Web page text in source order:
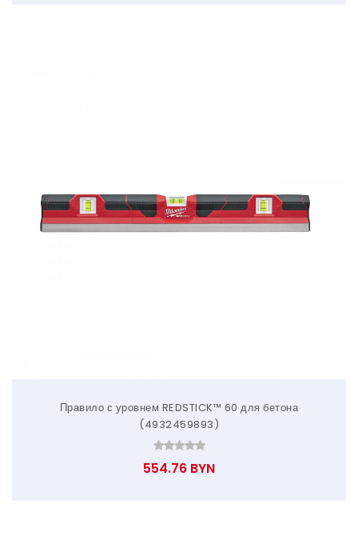
Правило с уровнем REDSTICK™ 60 для бетона
(4932459893)
554.76 BYN